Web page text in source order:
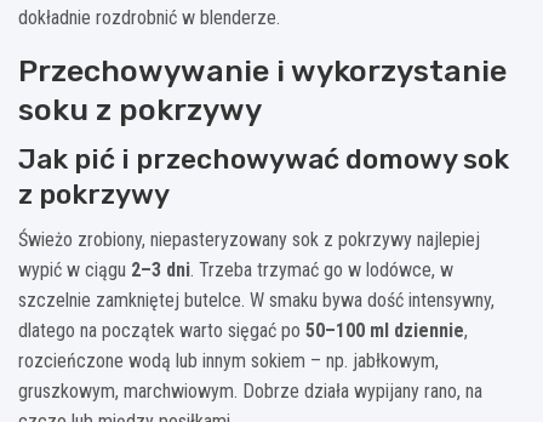
dokładnie rozdrobnić w blenderze.
Przechowywanie i wykorzystanie
soku z pokrzywy
Jak pić i przechowywać domowy sok
z pokrzywy
Świeżo zrobiony, niepasteryzowany sok z pokrzywy najlepiej
wypić w ciągu 2–3 dni. Trzeba trzymać go w lodówce, w
szczelnie zamkniętej butelce. W smaku bywa dość intensywny,
dlatego na początek warto sięgać po 50–100 ml dziennie,
rozcieńczone wodą lub innym sokiem – np. jabłkowym,
gruszkowym, marchwiowym. Dobrze działa wypijany rano, na